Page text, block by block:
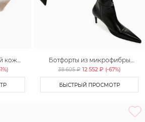
кожи
%)
Ботфорты из микрофибры
Lera Nena Unreal
38 605 ₽ 12 552 ₽ (-67%)
БЫСТРЫЙ ПРОСМОТР